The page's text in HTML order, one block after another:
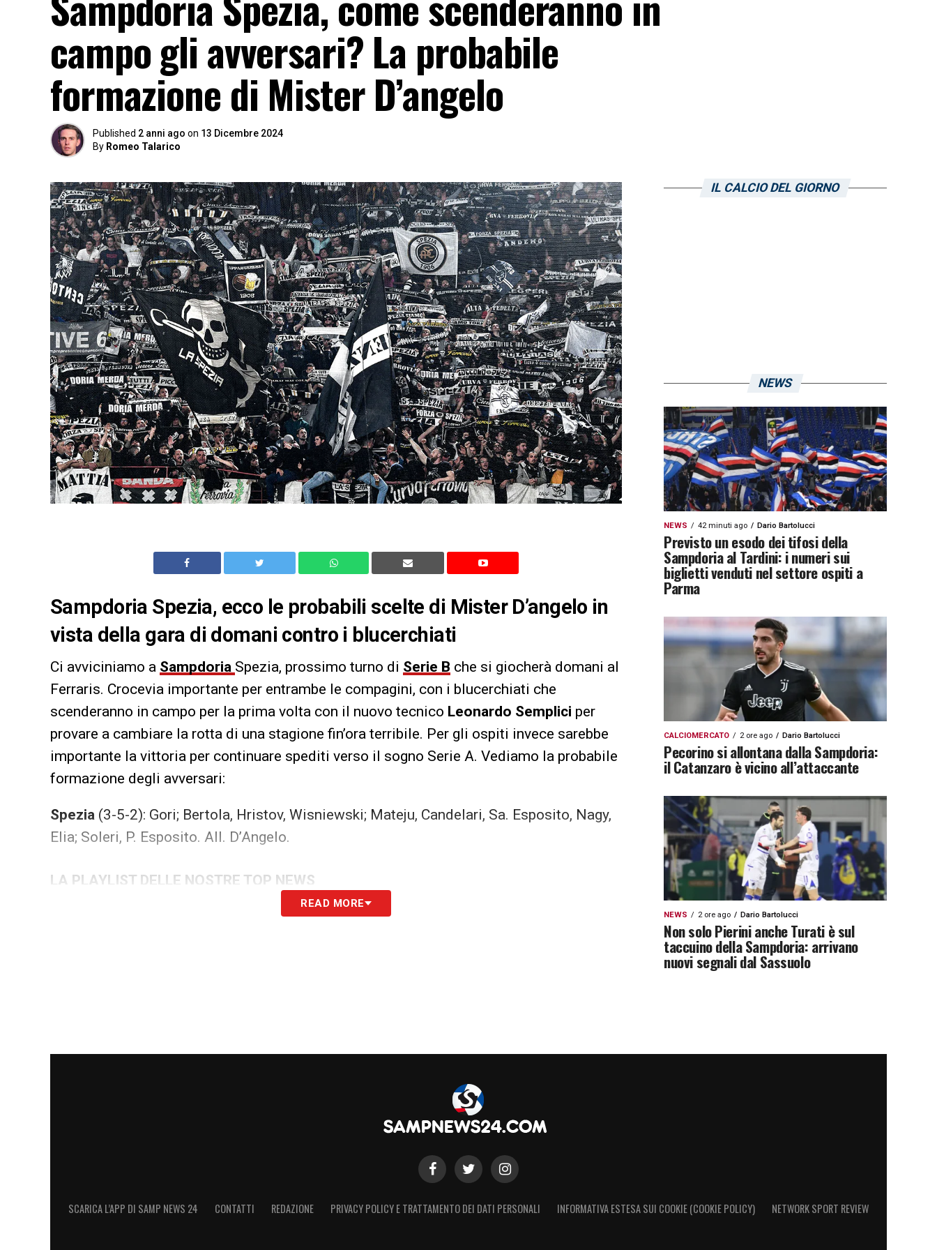
campo gli avversari? La probabile
formazione di Mister D’angelo
Published 2 anni ago on 13 Dicembre 2024
By Romeo Talarico
Sampdoria Spezia, ecco le probabili scelte di Mister D’angelo in
vista della gara di domani contro i blucerchiati
Ci avviciniamo a Sampdoria Spezia, prossimo turno di Serie B che si giocherà domani al
Ferraris. Crocevia importante per entrambe le compagini, con i blucerchiati che
scenderanno in campo per la prima volta con il nuovo tecnico Leonardo Semplici per
provare a cambiare la rotta di una stagione fin’ora terribile. Per gli ospiti invece sarebbe
importante la vittoria per continuare spediti verso il sogno Serie A. Vediamo la probabile
formazione degli avversari:
Spezia (3-5-2): Gori; Bertola, Hristov, Wisniewski; Mateju, Candelari, Sa. Esposito, Nagy,
Elia; Soleri, P. Esposito. All. D’Angelo.
LA PLAYLIST DELLE NOSTRE TOP NEWS
READ MORE
IL CALCIO DEL GIORNO
NEWS
NEWS 42 minuti ago Dario Bartolucci
Previsto un esodo dei tifosi della
Sampdoria al Tardini: i numeri sui
biglietti venduti nel settore ospiti a
Parma
CALCIOMERCATO 2 ore ago Dario Bartolucci
Pecorino si allontana dalla Sampdoria:
il Catanzaro è vicino all’attaccante
NEWS 2 ore ago Dario Bartolucci
Non solo Pierini anche Turati è sul
taccuino della Sampdoria: arrivano
nuovi segnali dal Sassuolo
SCARICA L’APP DI SAMP NEWS 24 CONTATTI REDAZIONE PRIVACY POLICY E TRATTAMENTO DEI DATI PERSONALI INFORMATIVA ESTESA SUI COOKIE (COOKIE POLICY) NETWORK SPORT REVIEW